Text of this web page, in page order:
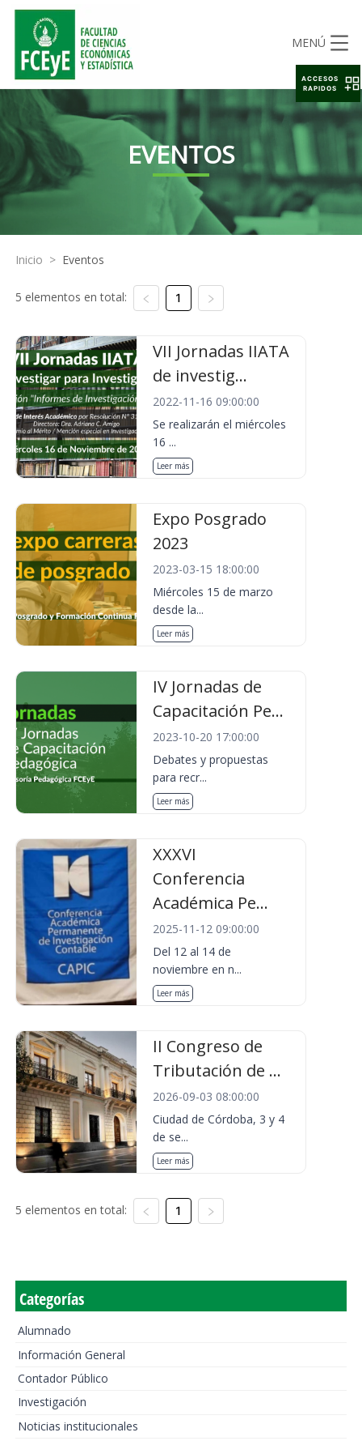
MENÚ
EVENTOS
Inicio > Eventos
5 elementos en total: 1
VII Jornadas IIATA
de investig...
2022-11-16 09:00:00
Se realizarán el miércoles
16 ...
Leer más
Expo Posgrado
2023
2023-03-15 18:00:00
Miércoles 15 de marzo
desde la...
Leer más
IV Jornadas de
Capacitación Pe...
2023-10-20 17:00:00
Debates y propuestas
para recr...
Leer más
XXXVI
Conferencia
Académica Pe...
2025-11-12 09:00:00
Del 12 al 14 de
noviembre en n...
Leer más
II Congreso de
Tributación de ...
2026-09-03 08:00:00
Ciudad de Córdoba, 3 y 4
de se...
Leer más
5 elementos en total: 1
Categorías
Alumnado
Información General
Contador Público
Investigación
Noticias institucionales
ACCESOS
RAPIDOS